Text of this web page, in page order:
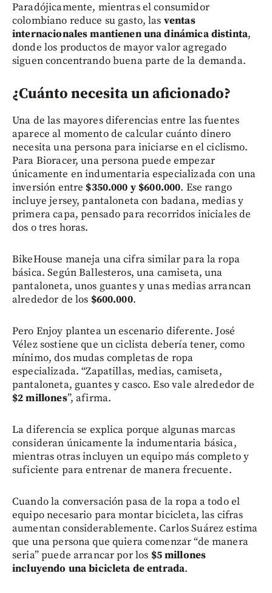
Paradójicamente, mientras el consumidor
colombiano reduce su gasto, las ventas
internacionales mantienen una dinámica distinta,
donde los productos de mayor valor agregado
siguen concentrando buena parte de la demanda.
¿Cuánto necesita un aficionado?
Una de las mayores diferencias entre las fuentes
aparece al momento de calcular cuánto dinero
necesita una persona para iniciarse en el ciclismo.
Para Bioracer, una persona puede empezar
únicamente en indumentaria especializada con una
inversión entre $350.000 y $600.000. Ese rango
incluye jersey, pantaloneta con badana, medias y
primera capa, pensado para recorridos iniciales de
dos o tres horas.
BikeHouse maneja una cifra similar para la ropa
básica. Según Ballesteros, una camiseta, una
pantaloneta, unos guantes y unas medias arrancan
alrededor de los $600.000.
Pero Enjoy plantea un escenario diferente. José
Vélez sostiene que un ciclista debería tener, como
mínimo, dos mudas completas de ropa
especializada. “Zapatillas, medias, camiseta,
pantaloneta, guantes y casco. Eso vale alrededor de
$2 millones”, afirma.
La diferencia se explica porque algunas marcas
consideran únicamente la indumentaria básica,
mientras otras incluyen un equipo más completo y
suficiente para entrenar de manera frecuente.
Cuando la conversación pasa de la ropa a todo el
equipo necesario para montar bicicleta, las cifras
aumentan considerablemente. Carlos Suárez estima
que una persona que quiera comenzar “de manera
seria” puede arrancar por los $5 millones
incluyendo una bicicleta de entrada.